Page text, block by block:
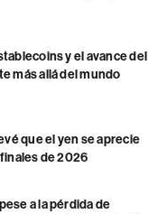
y el avance del
más allá del mundo
que el yen se aprecie
de 2026
a la pérdida de